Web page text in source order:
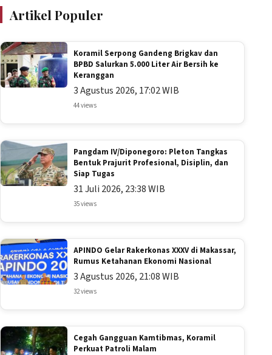
Artikel Populer
Koramil Serpong Gandeng Brigkav dan
BPBD Salurkan 5.000 Liter Air Bersih ke
Keranggan
3 Agustus 2026, 17:02 WIB
44 views
Pangdam IV/Diponegoro: Pleton Tangkas
Bentuk Prajurit Profesional, Disiplin, dan
Siap Tugas
31 Juli 2026, 23:38 WIB
35 views
APINDO Gelar Rakerkonas XXXV di Makassar,
Rumus Ketahanan Ekonomi Nasional
3 Agustus 2026, 21:08 WIB
32 views
Cegah Gangguan Kamtibmas, Koramil
Perkuat Patroli Malam